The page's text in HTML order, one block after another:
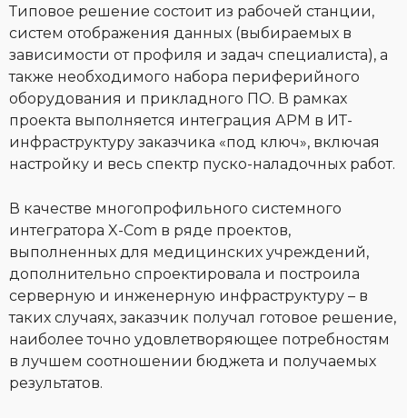
Типовое решение состоит из рабочей станции,
систем отображения данных (выбираемых в
зависимости от профиля и задач специалиста), а
также необходимого набора периферийного
оборудования и прикладного ПО. В рамках
проекта выполняется интеграция АРМ в ИТ-
инфраструктуру заказчика «под ключ», включая
настройку и весь спектр пуско-наладочных работ.
В качестве многопрофильного системного
интегратора X-Com в ряде проектов,
выполненных для медицинских учреждений,
дополнительно спроектировала и построила
серверную и инженерную инфраструктуру – в
таких случаях, заказчик получал готовое решение,
наиболее точно удовлетворяющее потребностям
в лучшем соотношении бюджета и получаемых
результатов.